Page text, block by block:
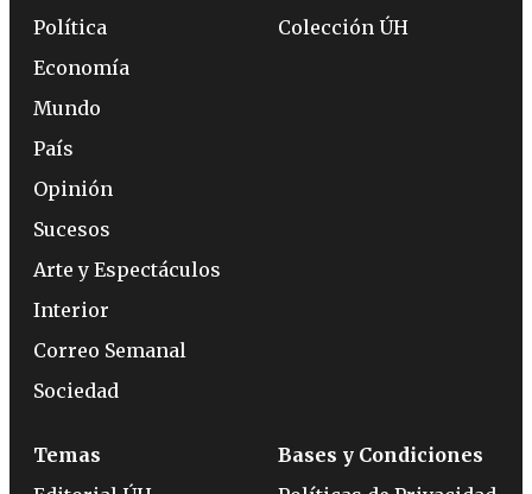
Política
Economía
Mundo
País
Opinión
Sucesos
Arte y Espectáculos
Interior
Correo Semanal
Sociedad
Colección ÚH
Temas
Bases y Condiciones